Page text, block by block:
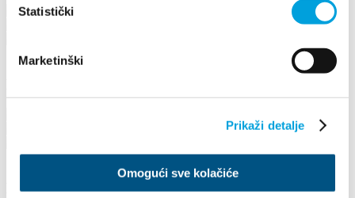
Statistički
Marketinški
Prikaži detalje
Omogući sve kolačiće
Biserka Kovač